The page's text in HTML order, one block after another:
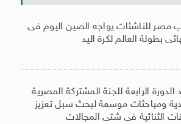
مصر للناشئات يواجه الصين اليوم فى
بطولة العالم لكرة اليد
الدورة الرابعة للجنة المشتركة المصرية
ومباحثات موسعة لبحث سبل تعزيز
الثنائية فى شتى المجالات